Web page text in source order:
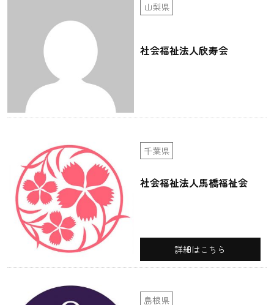
山梨県
社会福祉法人欣寿会
千葉県
社会福祉法人馬橋福祉会
詳細はこちら
島根県